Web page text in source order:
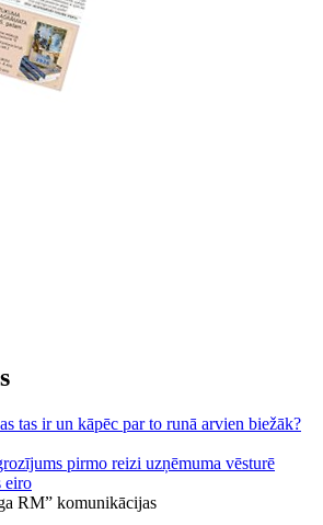
tas ir un kāpēc par to runā arvien biežāk?
pirmo reizi uzņēmuma vēsturē
eiro
RM” komunikācijas